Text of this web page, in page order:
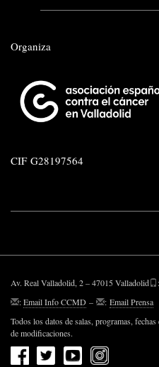
Organiza
CIF G28197564
Av. Real Valladolid, 2 – 47015 Valladolid
:Email Info CCMD – : Email Prensa
Todos los datos de salas, programas,
de modificaciones.